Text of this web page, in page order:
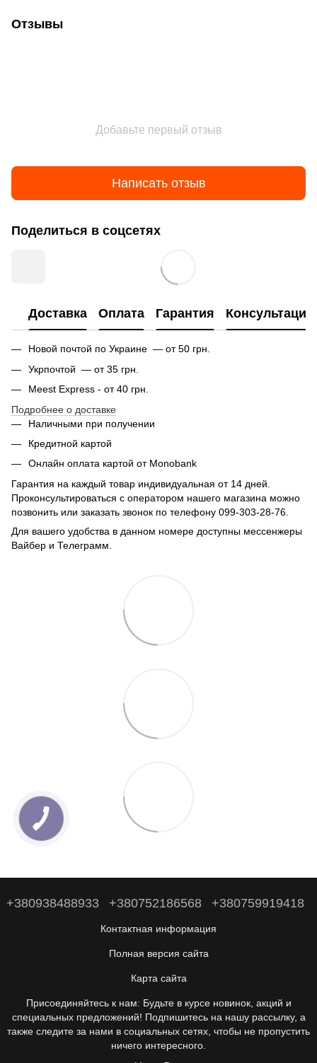
Отзывы
Добавьте первый отзыв
Написать отзыв
Поделиться в соцсетях
Доставка Оплата Гарантия Консультация
Новой почтой по Украине — от 50 грн.
Укрпочтой — от 35 грн.
Meest Express - от 40 грн.
Подробнее о доставке
Наличными при получении
Кредитной картой
Онлайн оплата картой от Monobank
Гарантия на каждый товар индивидуальная от 14 дней.
Проконсультироваться с оператором нашего магазина можно
позвонить или заказать звонок по телефону 099-303-28-76.
Для вашего удобства в данном номере доступны мессенжеры
Вайбер и Телеграмм.
+380938488933 +380752186568 +380759919418
Контактная информация
Полная версия сайта
Карта сайта
Присоединяйтесь к нам: Будьте в курсе новинок, акций и
специальных предложений! Подпишитесь на нашу рассылку, а
также следите за нами в социальных сетях, чтобы не пропустить
ничего интересного.